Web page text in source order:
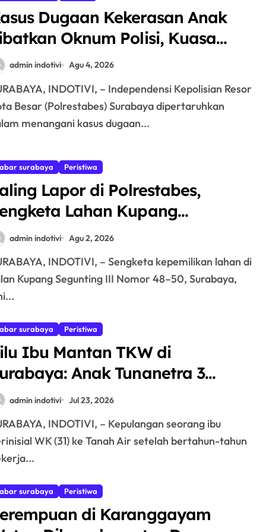
Dugaan Kekerasan Anak
Oknum Polisi, Kuasa
Soroti Lambannya
terhadap Saksi
admin indotivi Agu 4, 2026
Besar (Polrestabes) Surabaya dipertaruhkan
menangani kasus dugaan...
surabaya Peristiwa
Lapor di Polrestabes,
Lahan Kupang
Kian Memanas
admin indotivi Agu 2, 2026
Kupang Segunting III Nomor 48–50, Surabaya,
surabaya Peristiwa
Ibu Mantan TKW di
Anak Tunanetra 3
Jadi Korban Pencabulan
Pemilik Panti Asuhan
admin indotivi Jul 23, 2026
WK (31) ke Tanah Air setelah bertahun-tahun
surabaya Peristiwa
di Karanggayam